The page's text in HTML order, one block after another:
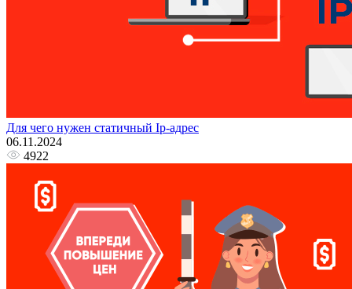
Для чего нужен статичный Ip-адрес
06.11.2024
4922